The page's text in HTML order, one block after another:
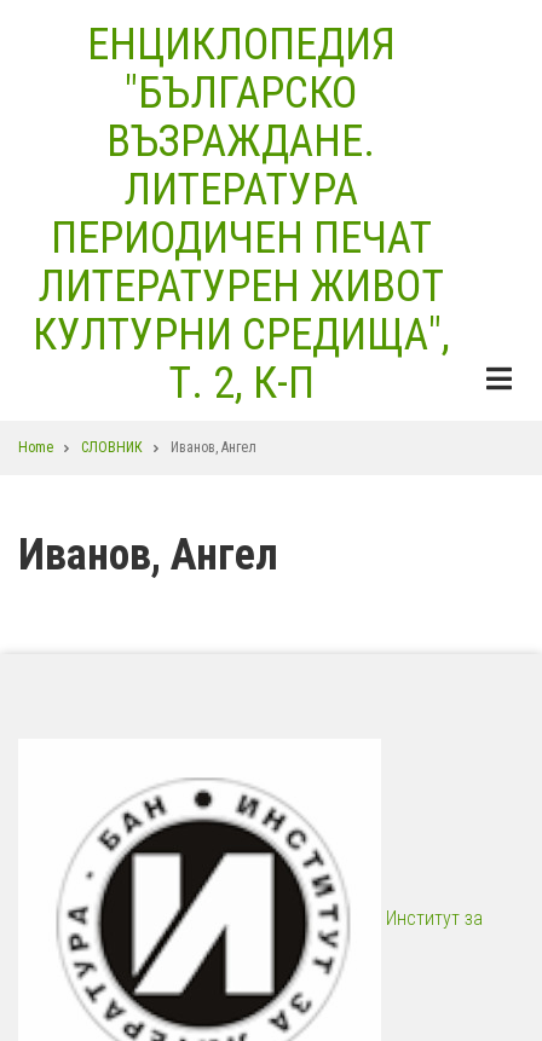
ЕНЦИКЛОПЕДИЯ
"БЪЛГАРСКО
ВЪЗРАЖДАНЕ.
ЛИТЕРАТУРА
ПЕРИОДИЧЕН ПЕЧАТ
ЛИТЕРАТУРЕН ЖИВОТ
КУЛТУРНИ СРЕДИЩА",
Т. 2, К-П
Breadcrumb
Home СЛОВНИК Иванов, Ангел
Иванов, Ангел
Институт за